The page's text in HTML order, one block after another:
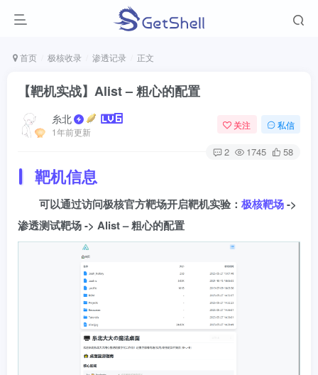
首页 极核收录 渗透记录 正文
【靶机实战】Alist – 粗心的配置
糸北
1年前更新
关注 私信
2 1745 58
靶机信息
可以通过访问极核官方靶场开启靶机实验： 极核靶场->
渗透测试靶场 -> Alist – 粗心的配置